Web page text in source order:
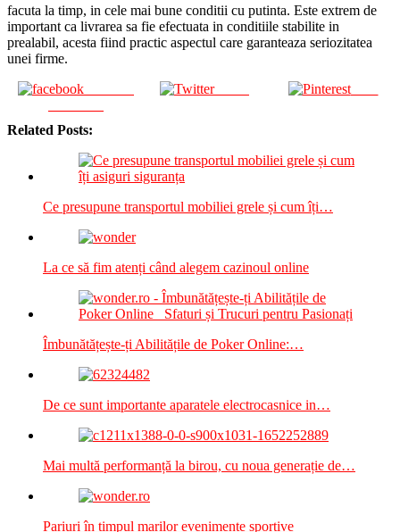
facuta la timp, in cele mai bune conditii cu putinta. Este extrem de
important ca livrarea sa fie efectuata in conditiile stabilite in
prealabil, acesta fiind practic aspectul care garanteaza seriozitatea
unei firme.
Tweet Save
Related Posts:
Ce presupune transportul mobiliei grele și cum îți…
La ce să fim atenți când alegem cazinoul online
Îmbunătățește-ți Abilitățile de Poker Online:…
De ce sunt importante aparatele electrocasnice in…
Mai multă performanță la birou, cu noua generație de…
Pariuri în timpul marilor evenimente sportive